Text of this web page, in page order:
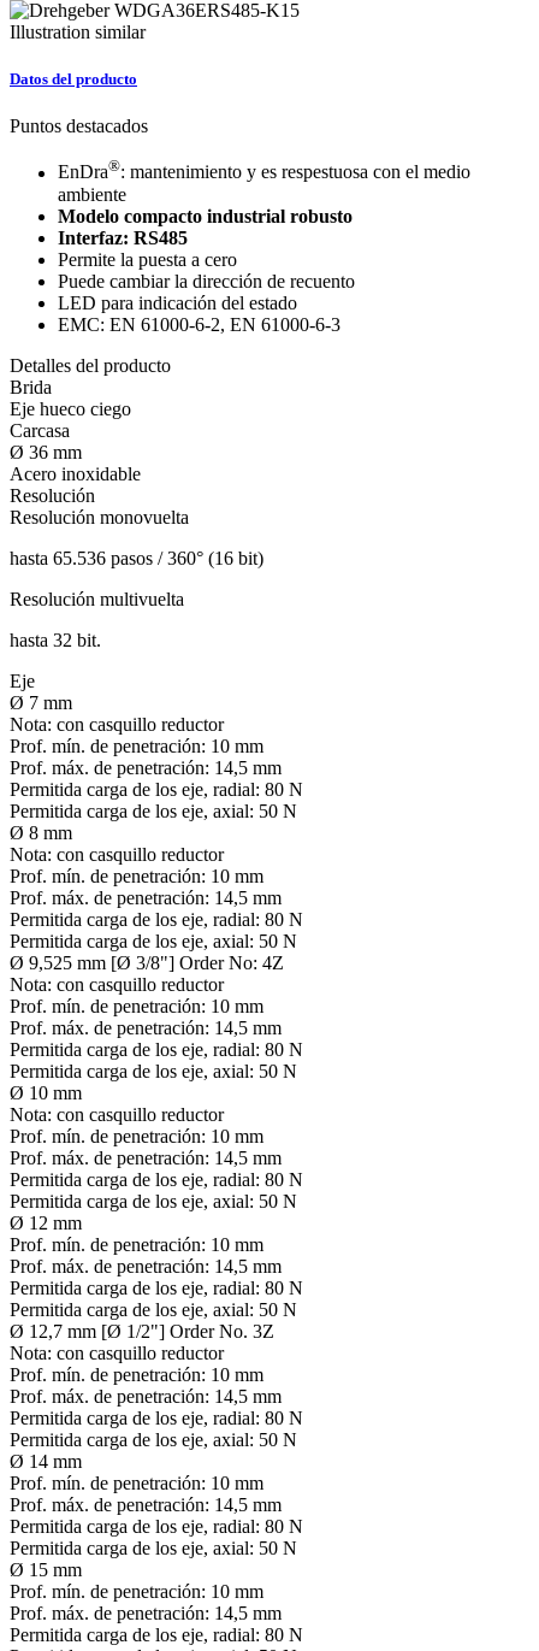
Illustration similar
Datos del producto
Puntos destacados
EnDra®: mantenimiento y es respestuosa con el medio
ambiente
Modelo compacto industrial robusto
Interfaz: RS485
Permite la puesta a cero
Puede cambiar la dirección de recuento
LED para indicación del estado
EMC: EN 61000-6-2, EN 61000-6-3
Detalles del producto
Brida
Eje hueco ciego
Carcasa
Ø 36 mm
Acero inoxidable
Resolución
Resolución monovuelta
hasta 65.536 pasos / 360° (16 bit)
Resolución multivuelta
hasta 32 bit.
Eje
Ø 7 mm
Nota: con casquillo reductor
Prof. mín. de penetración: 10 mm
Prof. máx. de penetración: 14,5 mm
Permitida carga de los eje, radial: 80 N
Permitida carga de los eje, axial: 50 N
Ø 8 mm
Nota: con casquillo reductor
Prof. mín. de penetración: 10 mm
Prof. máx. de penetración: 14,5 mm
Permitida carga de los eje, radial: 80 N
Permitida carga de los eje, axial: 50 N
Ø 9,525 mm [Ø 3/8"] Order No: 4Z
Nota: con casquillo reductor
Prof. mín. de penetración: 10 mm
Prof. máx. de penetración: 14,5 mm
Permitida carga de los eje, radial: 80 N
Permitida carga de los eje, axial: 50 N
Ø 10 mm
Nota: con casquillo reductor
Prof. mín. de penetración: 10 mm
Prof. máx. de penetración: 14,5 mm
Permitida carga de los eje, radial: 80 N
Permitida carga de los eje, axial: 50 N
Ø 12 mm
Prof. mín. de penetración: 10 mm
Prof. máx. de penetración: 14,5 mm
Permitida carga de los eje, radial: 80 N
Permitida carga de los eje, axial: 50 N
Ø 12,7 mm [Ø 1/2"] Order No. 3Z
Nota: con casquillo reductor
Prof. mín. de penetración: 10 mm
Prof. máx. de penetración: 14,5 mm
Permitida carga de los eje, radial: 80 N
Permitida carga de los eje, axial: 50 N
Ø 14 mm
Prof. mín. de penetración: 10 mm
Prof. máx. de penetración: 14,5 mm
Permitida carga de los eje, radial: 80 N
Permitida carga de los eje, axial: 50 N
Ø 15 mm
Prof. mín. de penetración: 10 mm
Prof. máx. de penetración: 14,5 mm
Permitida carga de los eje, radial: 80 N